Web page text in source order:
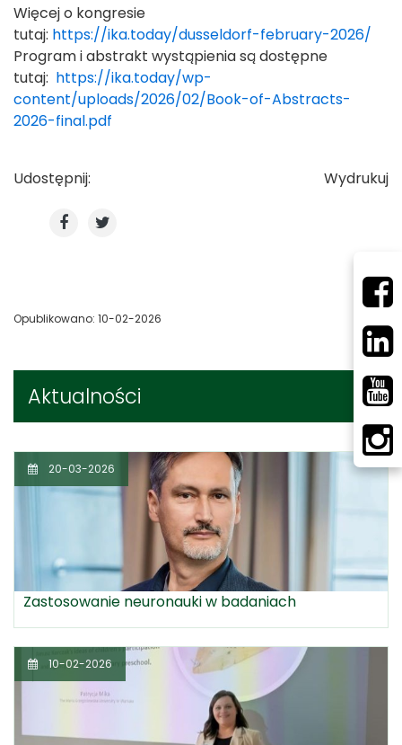
Aktualności
20-03-2026
Zastosowanie neuronauki w badaniach
10-02-2026
Więcej o kongresie
tutaj: https://ika.today/dusseldorf-february-2026/
Program i abstrakt wystąpienia są dostępne
tutaj: https://ika.today/wp-
content/uploads/2026/02/Book-of-Abstracts-
2026-final.pdf
Udostępnij: Wydrukuj
Opublikowano: 10-02-2026